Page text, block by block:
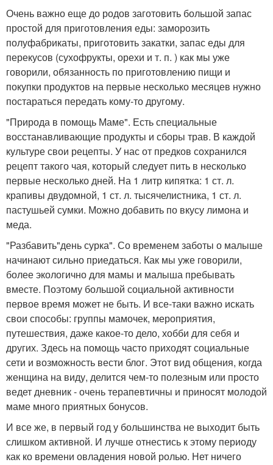
Очень важно еще до родов заготовить большой запас
простой для приготовления еды: заморозить
полуфабрикаты, приготовить закатки, запас еды для
перекусов (сухофрукты, орехи и т. п. ) как мы уже
говорили, обязанность по приготовлению пищи и
покупки продуктов на первые несколько месяцев нужно
постараться передать кому-то другому.
"Природа в помощь Маме". Есть специальные
восстанавливающие продукты и сборы трав. В каждой
культуре свои рецепты. У нас от предков сохранился
рецепт такого чая, который следует пить в несколько
первые несколько дней. На 1 литр кипятка: 1 ст. л.
крапивы двудомной, 1 ст. л. тысячелистника, 1 ст. л.
пастушьей сумки. Можно добавить по вкусу лимона и
меда.
"Разбавить"день сурка". Со временем заботы о малыше
начинают сильно приедаться. Как мы уже говорили,
более экологично для мамы и малыша пребывать
вместе. Поэтому большой социальной активности
первое время может не быть. И все-таки важно искать
свои способы: группы мамочек, мероприятия,
путешествия, даже какое-то дело, хобби для себя и
других. Здесь на помощь часто приходят социальные
сети и возможность вести блог. Этот вид общения, когда
женщина на виду, делится чем-то полезным или просто
ведет дневник - очень терапевтичны и приносят молодой
маме много приятных бонусов.
И все же, в первый год у большинства не выходит быть
слишком активной. И лучше отнестись к этому периоду
как ко времени овладения новой ролью. Нет ничего